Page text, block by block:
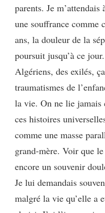
parents. Je m’attendais
une souffrance comme
ans, la douleur de la
poursuit jusqu’à ce
Algériens, des exilés,
traumatismes de
la vie. On ne lie jamais
ces histoires
comme une masse
grand-mère. Voir que
encore un souvenir
Je lui demandais
malgré la vie qu’elle a